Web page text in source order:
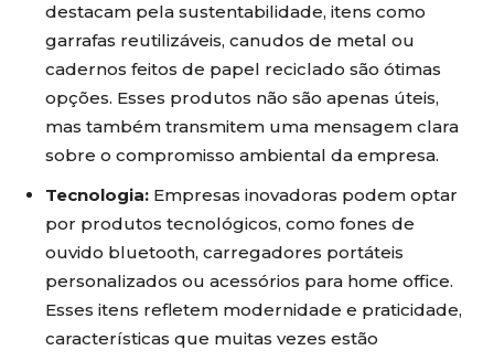
destacam pela sustentabilidade, itens como
garrafas reutilizáveis, canudos de metal ou
cadernos feitos de papel reciclado são ótimas
opções. Esses produtos não são apenas úteis,
mas também transmitem uma mensagem clara
sobre o compromisso ambiental da empresa.
Tecnologia: Empresas inovadoras podem optar
por produtos tecnológicos, como fones de
ouvido bluetooth, carregadores portáteis
personalizados ou acessórios para home office.
Esses itens refletem modernidade e praticidade,
características que muitas vezes estão